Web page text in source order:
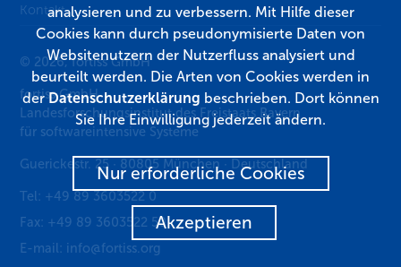
Kontakt
© 2026, fortiss GmbH
fortiss GmbH
Landesforschungsinstitut des Freistaats Bayern
für softwareintensive Systeme
Guerickestr. 25 · 80805 München · Deutschland
Tel: +49 89 3603522 0
Fax: +49 89 3603522 50
E-mail: info@fortiss.org
analysieren und zu verbessern. Mit Hilfe dieser
Cookies kann durch pseudonymisierte Daten von
Websitenutzern der Nutzerfluss analysiert und
beurteilt werden. Die Arten von Cookies werden in
derDatenschutzerklärung beschrieben. Dort können
Sie Ihre Einwilligung jederzeit ändern.
Nur erforderliche Cookies
Akzeptieren